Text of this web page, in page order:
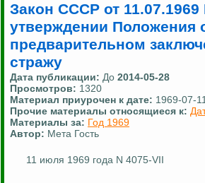
Закон СССР от 11.07.1969
утверждении Положения
предварительном
стражу
Дата публикации: До 2014-05-28
Просмотров: 1320
Материал приурочен к дате: 1969-07-
Прочие материалы относящиеся к:
Материалы за: Год 1969
Автор: Мета Гость
11 июля 1969 года N 4075-VII